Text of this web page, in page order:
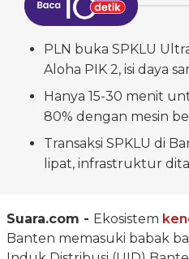
PLN buka SPKLU
Aloha PIK 2, isi daya
Hanya 15-30 menit
80% dengan mesin
Transaksi SPKLU di
lipat, infrastruktur
Suara.com - Ekosistem
Banten memasuki babak